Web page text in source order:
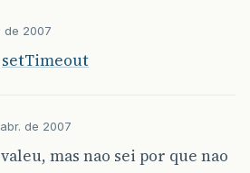
de 2007
setTimeout
de 2007
mas nao sei por que nao